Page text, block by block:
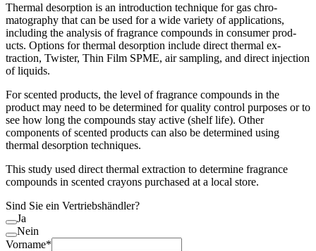
Thermal desorption is an introduction technique for gas chro-
matography that can be used for a wide variety of applications,
including the analysis of fragrance compounds in consumer prod-
ucts. Options for thermal desorption include direct thermal ex-
traction, Twister, Thin Film SPME, air sampling, and direct injection
of liquids.
For scented products, the level of fragrance compounds in the
product may need to be determined for quality control purposes or to
see how long the compounds stay active (shelf life). Other
components of scented products can also be determined using
thermal desorption techniques.
This study used direct thermal extraction to determine fragrance
compounds in scented crayons purchased at a local store.
Sind Sie ein Vertriebshändler?
Ja
Nein
Vorname*